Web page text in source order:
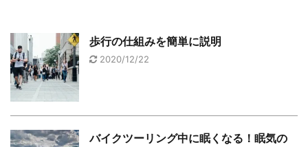
歩行の仕組みを簡単に説明
2020/12/22
バイクツーリング中に眠くなる！眠気の